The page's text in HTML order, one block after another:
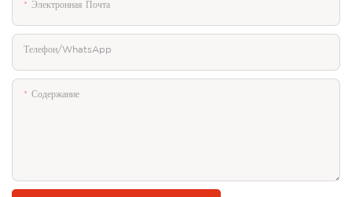
Электронная Почта
Телефон/WhatsApp
Содержание